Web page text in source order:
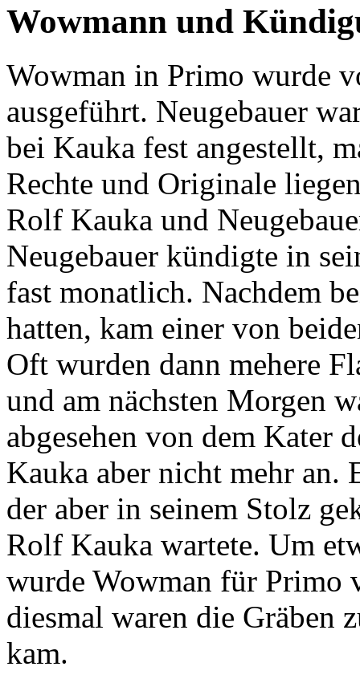
Wowmann und
Wowman in Primo wurde
ausgeführt. Neugebauer
bei Kauka fest angestellt,
Rechte und Originale
Rolf Kauka und
Neugebauer kündigte in
fast monatlich. Nachdem
hatten, kam einer von
Oft wurden dann mehere
und am nächsten Morgen
abgesehen von dem Kater
Kauka aber nicht mehr an.
der aber in seinem Stolz
Rolf Kauka wartete. Um
wurde Wowman für Primo
diesmal waren die Gräben
kam.